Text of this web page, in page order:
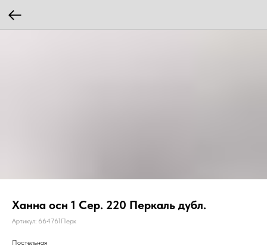
Ханна осн 1 Сер. 220 Перкаль дубл.
Артикул: 664761Перк
Постельная